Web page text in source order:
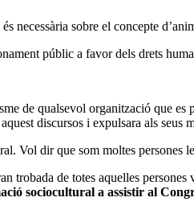
necessària sobre el concepte
públic a favor dels drets
de qualsevol organització que
discursos i expulsara als seus
Vol dir que som moltes persones
de totes aquelles
sociocultural a assistir al